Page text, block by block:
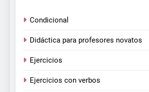
Condicional
Didáctica para profesores novatos
Ejercicios
Ejercicios con verbos